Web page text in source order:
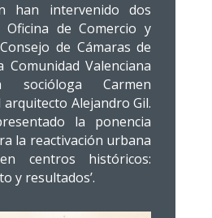
han intervenido dos
de Comercio y
de Cámaras de
Comunidad Valenciana
socióloga Carmen
Alejandro Gil.
la ponencia
la reactivación urbana
centros históricos:
y resultados’.